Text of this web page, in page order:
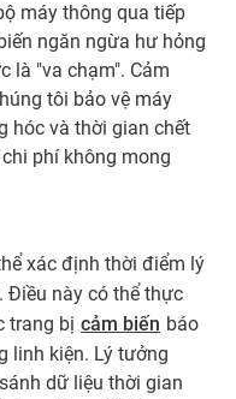
máy thông qua tiếp
ngăn ngừa hư hỏng
là "va chạm". Cảm
tôi bảo vệ máy
hóc và thời gian chết
phí không mong
xác định thời điểm lý
Điều này có thể thực
trang bị cảm biến báo
linh kiện. Lý tưởng
dữ liệu thời gian